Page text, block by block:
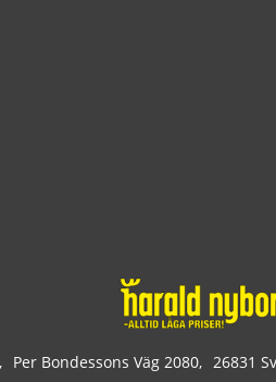
Per Bondessons Väg 2080 26831